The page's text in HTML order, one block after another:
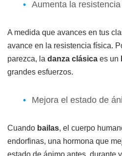
Aumenta la
A medida que avances en tus
avance en la resistencia física.
parezca, la danza clásica es un
grandes esfuerzos.
Mejora el estado de
Cuando bailas, el cuerpo
endorfinas, una hormona que
estado de ánimo antes, durante